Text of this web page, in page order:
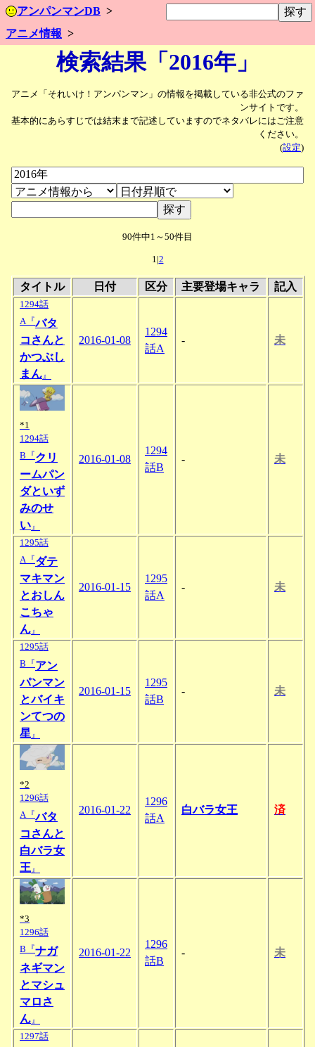
アンパンマンDB
アニメ情報
検索結果「2016年」
アニメ「それいけ！アンパンマン」の情報を掲載している非公式のファ
ンサイトです。
基本的にあらすじでは結末まで記述していますのでネタバレにはご注意
ください。
(設定)
90件中1～50件目
1|2
タイトル 日付 区分 主要登場キャラ 記入
1294話
A『バタ
コさんと
かつぶし
まん 』
2016-01-08
1294
話A
- 未
*1
1294話
B『クリ
ームパン
ダといず
みのせ
い 』
2016-01-08
1294
話B
- 未
1295話
A『ダテ
マキマン
とおしん
こちゃ
ん 』
2016-01-15
1295
話A
- 未
1295話
B『アン
パンマン
とバイキ
ンてつの
星 』
2016-01-15
1295
話B
- 未
*2
1296話
A『バタ
コさんと
白バラ女
王 』
2016-01-22
1296
話A
白バラ女王 済
*3
1296話
B『ナガ
ネギマン
とマシュ
マロさ
ん 』
2016-01-22
1296
話B
- 未
1297話